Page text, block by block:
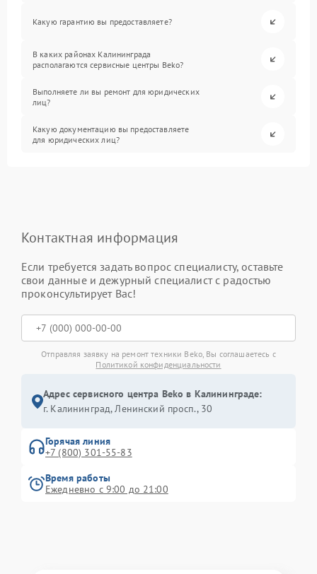
Какую гарантию вы предоставляете?
В каких районах Калининграда
располагаются сервисные центры Beko?
Выполняете ли вы ремонт для юридических
лиц?
Какую документацию вы предоставляете
для юридических лиц?
Контактная информация
Если требуется задать вопрос специалисту, оставьте
свои данные и дежурный специалист с радостью
проконсультирует Вас!
Отправляя заявку на ремонт техники Beko, Вы соглашаетесь с
Политикой конфиденциальности
Адрес сервисного центра Beko в Калининграде:
г. Калининград, Ленинский просп., 30
Горячая линия
+7 (800) 301-55-83
Время работы
Ежедневно с 9:00 до 21:00